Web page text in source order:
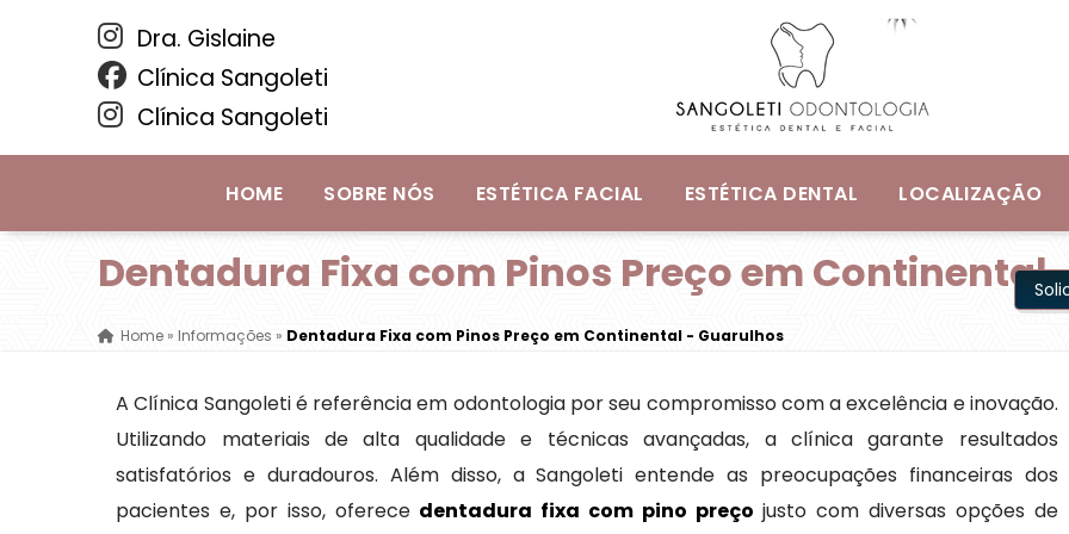
Dra. Gislaine
Clínica Sangoleti
Clínica Sangoleti
HOME SOBRE NÓS ESTÉTICA FACIAL ESTÉTICA DENTAL LOCALIZAÇÃO
Dentadura Fixa com Pinos Preço em
Home»Informações » Dentadura Fixa com Pinos Preço em Continental - Guarulhos
A Clínica Sangoleti é referência em odontologia por seu compromisso com a excelência e inovação.
Utilizando materiais de alta qualidade e técnicas avançadas, a clínica garante resultados
satisfatórios e duradouros. Além disso, a Sangoleti entende as preocupações financeiras dos
pacientes e, por isso, oferece dentadura fixa com pino preço justo com diversas opções de